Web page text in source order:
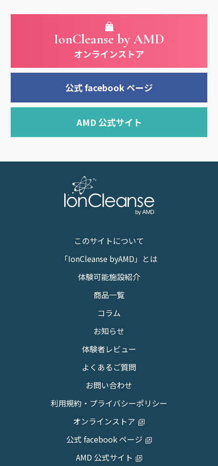
IonCleanse by AMD
オンラインストア
公式 facebook ページ
AMD 公式サイト
このサイトについて
「IonCleanse byAMD」とは
体験可能施設紹介
商品一覧
コラム
お知らせ
体験者レビュー
よくあるご質問
お問い合わせ
利用規約・プライバシーポリシー
オンラインストア
公式 facebook ページ
AMD 公式サイト